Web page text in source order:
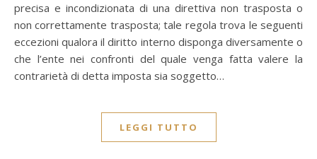
precisa e incondizionata di una direttiva non trasposta o
non correttamente trasposta; tale regola trova le seguenti
eccezioni qualora il diritto interno disponga diversamente o
che l’ente nei confronti del quale venga fatta valere la
contrarietà di detta imposta sia soggetto…
LEGGI TUTTO